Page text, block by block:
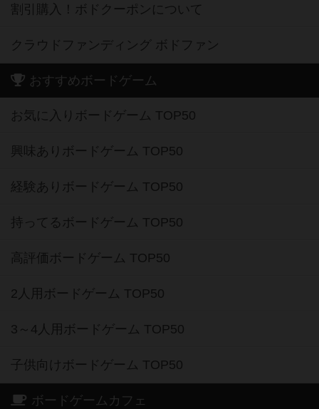
割引購入！ボドクーポンについて
クラウドファンディング ボドファン
おすすめボードゲーム
お気に入りボードゲーム TOP50
興味ありボードゲーム TOP50
経験ありボードゲーム TOP50
持ってるボードゲーム TOP50
高評価ボードゲーム TOP50
2人用ボードゲーム TOP50
3～4人用ボードゲーム TOP50
子供向けボードゲーム TOP50
ボードゲームカフェ